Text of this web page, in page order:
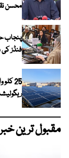
محسن
فنڈز
25
مقبول ترین